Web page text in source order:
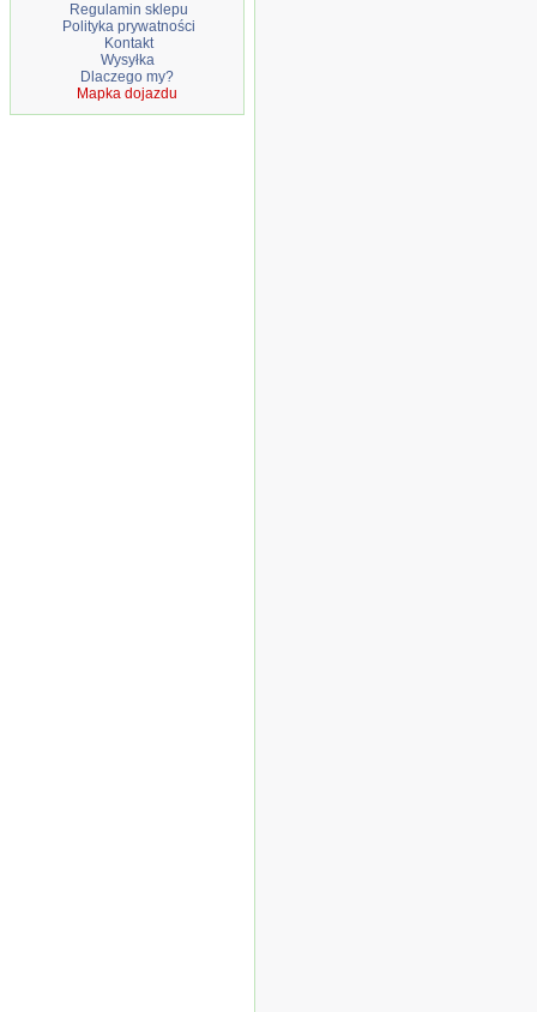
Regulamin sklepu
Polityka prywatności
Kontakt
Wysyłka
Dlaczego my?
Mapka dojazdu